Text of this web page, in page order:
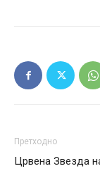
Претходно
Црвена Звезда